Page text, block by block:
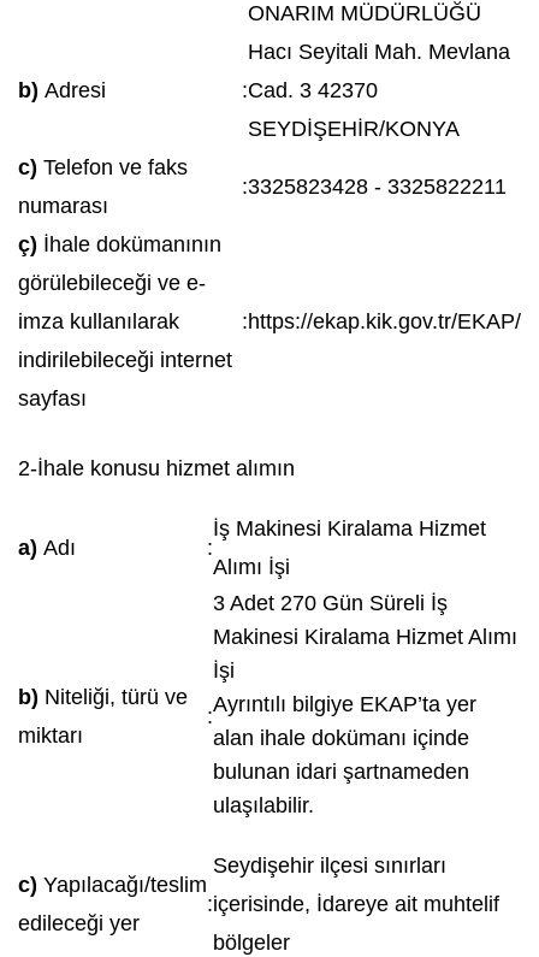
ONARIM MÜDÜRLÜĞÜ
b) Adresi :
Hacı Seyitali Mah. Mevlana
Cad. 3 42370
SEYDİŞEHİR/KONYA
c) Telefon ve faks
numarası
:3325823428 - 3325822211
ç) İhale dokümanının
görülebileceği ve e-
imza kullanılarak
indirilebileceği internet
sayfası
:https://ekap.kik.gov.tr/EKAP/
2-İhale konusu hizmet alımın
a) Adı :
İş Makinesi Kiralama Hizmet
Alımı İşi
b) Niteliği, türü ve
miktarı
:
3 Adet 270 Gün Süreli İş
Makinesi Kiralama Hizmet Alımı
İşi
Ayrıntılı bilgiye EKAP’ta yer
alan ihale dokümanı içinde
bulunan idari şartnameden
ulaşılabilir.
c) Yapılacağı/teslim
edileceği yer
:
Seydişehir ilçesi sınırları
içerisinde, İdareye ait muhtelif
bölgeler